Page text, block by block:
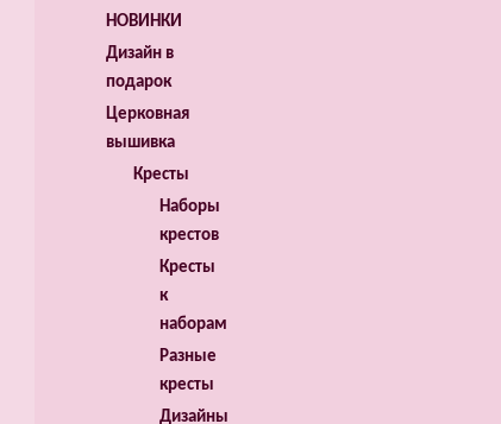
НОВИНКИ
Дизайн в
подарок
Церковная
вышивка
Кресты
Наборы
крестов
Кресты
к
наборам
Разные
кресты
Дизайны